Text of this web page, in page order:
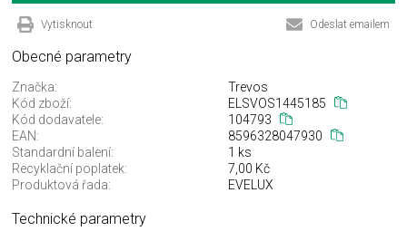
Vytisknout Odeslat emailem
Obecné parametry
Značka:
Trevos
Kód zboží:
ELSVOS1445185
Kód dodavatele:
104793
EAN:
8596328047930
Standardní balení:
1 ks
Recyklační poplatek:
7,00 Kč
Produktová řada:
EVELUX
Technické parametry